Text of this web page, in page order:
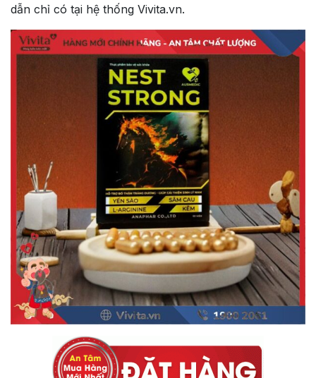
dẫn chỉ có tại hệ thống Vivita.vn.